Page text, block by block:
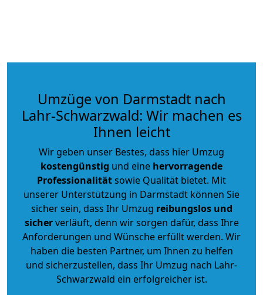
Umzüge von Darmstadt nach
Lahr-Schwarzwald: Wir machen es
Ihnen leicht
Wir geben unser Bestes, dass hier Umzug
kostengünstig und eine hervorragende
Professionalitätsowie Qualität bietet. Mit
unserer Unterstützung in Darmstadt können Sie
sicher sein, dass Ihr Umzug reibungslos und
sicherverläuft, denn wir sorgen dafür, dass Ihre
Anforderungen und Wünsche erfüllt werden. Wir
haben die besten Partner, um Ihnen zu helfen
und sicherzustellen, dass Ihr Umzug nach Lahr-
Schwarzwald ein erfolgreicher ist.